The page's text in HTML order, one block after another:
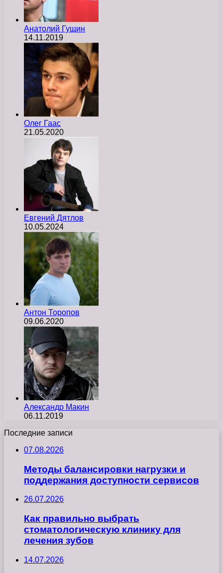
Анатолий Гущин
14.11.2019
Олег Гаас
21.05.2020
Евгений Дятлов
10.05.2024
Антон Торопов
09.06.2020
Александр Макин
06.11.2019
Последние записи
07.08.2026
Методы балансировки нагрузки и
поддержания доступности сервисов
26.07.2026
Как правильно выбрать
стоматологическую клинику для
лечения зубов
14.07.2026